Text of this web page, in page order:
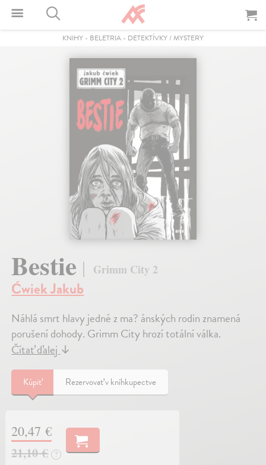
KNIHY - BELETRIA - DETEKTÍVKY / MYSTERY
Bestie Grimm City 2
Ćwiek Jakub
Náhlá smrt hlavy jedné z ma? ánských rodin znamená
porušení dohody. Grimm City hrozí totální válka.
Čítať ďalej↓
Kúpiť Rezervovať v kníhkupectve
20,47 €
21,10 €
?